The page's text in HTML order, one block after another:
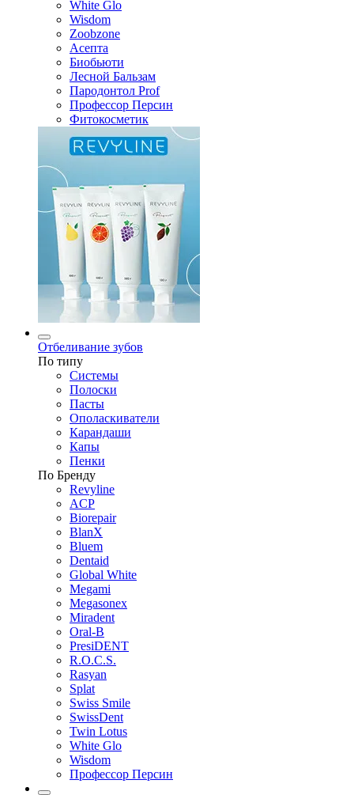
White Glo
Wisdom
Zoobzone
Асепта
Биобьюти
Лесной Бальзам
Пародонтол Prof
Профессор Персин
Фитокосметик
Отбеливание зубов
По типу
Системы
Полоски
Пасты
Ополаскиватели
Карандаши
Капы
Пенки
По Бренду
Revyline
ACP
Biorepair
BlanX
Bluem
Dentaid
Global White
Megami
Megasonex
Miradent
Oral-B
PresiDENT
R.O.C.S.
Rasyan
Splat
Swiss Smile
SwissDent
Twin Lotus
White Glo
Wisdom
Профессор Персин